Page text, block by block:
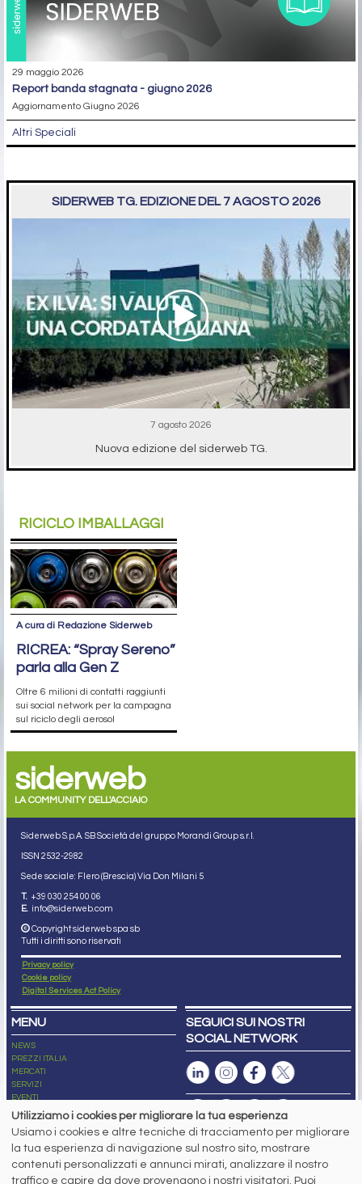
29 maggio 2026
report banda stagnata - giugno 2026
Aggiornamento Giugno 2026
Altri Speciali
SIDERWEB TG. EDIZIONE DEL 7 AGOSTO 2026
7 agosto 2026
Nuova edizione del siderweb TG.
RICICLO IMBALLAGGI
A cura di Redazione Siderweb
RICREA: “Spray Sereno”
parla alla Gen Z
Oltre 6 milioni di contatti raggiunti
sui social network per la campagna
sul riciclo degli aerosol
siderweb
LA COMMUNITY DELL'ACCIAIO
Siderweb S.p.A. SB Società del gruppo Morandi Group s.r.l.
ISSN 2532-2982
Sede sociale: Flero (Brescia) Via Don Milani 5
T. +39 030 254 00 06
E. info@siderweb.com
Copyright siderweb spa sb
Tutti i diritti sono riservati
Privacy policy
Cookie policy
Digital Services Act Policy
MENU
NEWS
PREZZI ITALIA
MERCATI
SERVIZI
EVENTI
ABBONAMENTI
NEWSLETTER
SEGUICI SUI NOSTRI
SOCIAL NETWORK
Capitale Sociale: 190.000€ interamente versato
Registro delle Imprese di Brescia
Codice Fiscale e Partita I.V.A.:IT03562320170
Utilizziamo i cookies per migliorare la tua esperienza
Usiamo i cookies e altre tecniche di tracciamento per migliorare
la tua esperienza di navigazione sul nostro sito, mostrare
contenuti personalizzati e annunci mirati, analizzare il nostro
traffico e capire da dove provengono i nostri visitatori. Puoi